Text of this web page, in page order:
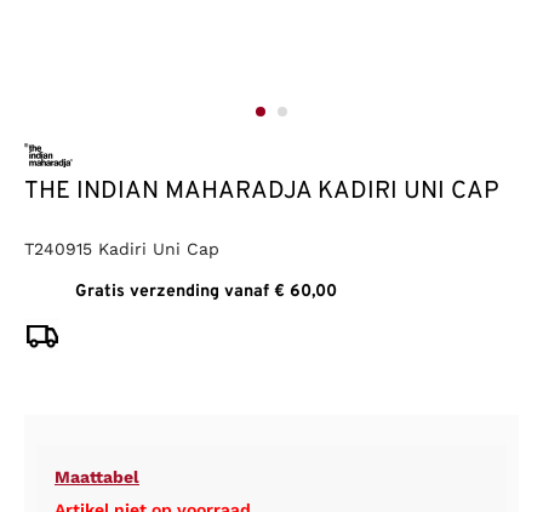
THE INDIAN MAHARADJA KADIRI UNI CAP
T240915 Kadiri Uni Cap
Gratis verzending vanaf € 60,00
Maattabel